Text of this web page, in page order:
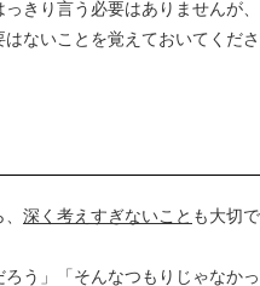
きり言う必要はありませんが、
ないことを覚えておいてくださ
深く考えすぎないこと も大切で
う」「そんなつもりじゃなかっ